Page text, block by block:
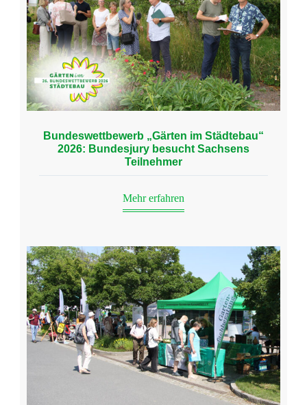
Bundeswettbewerb „Gärten im Städtebau“
2026: Bundesjury besucht Sachsens
Teilnehmer
Mehr erfahren